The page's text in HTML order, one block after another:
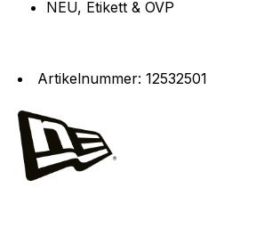
NEU, Etikett & OVP
Artikelnummer: 12532501